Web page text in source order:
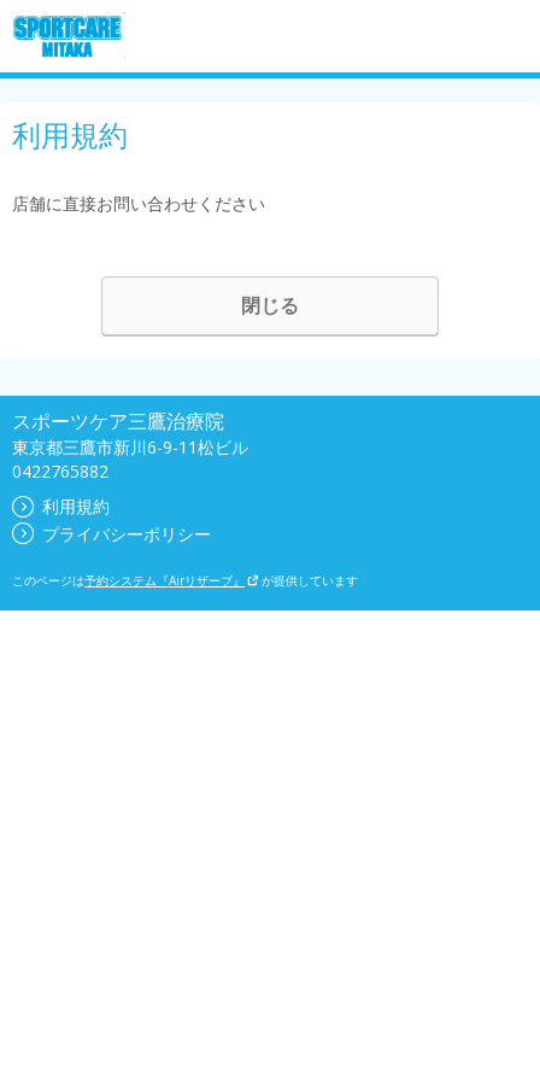
利用規約
店舗に直接お問い合わせください
閉じる
スポーツケア三鷹治療院
東京都三鷹市新川6-9-11松ビル
0422765882
利用規約
プライバシーポリシー
このページは予約システム『Airリザーブ』 が提供しています